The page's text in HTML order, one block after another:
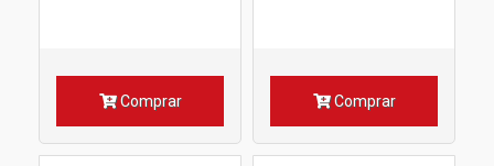
Comprar Comprar